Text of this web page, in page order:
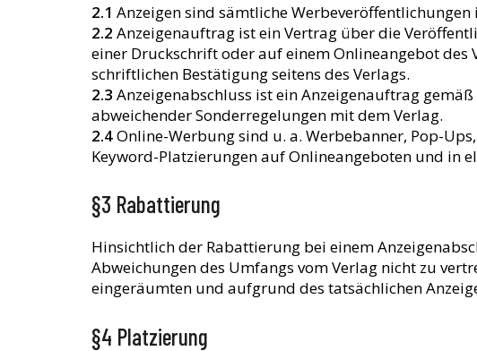
2.1 Anzeigen sind sämtliche
2.2 Anzeigenauftrag ist ein Vertrag über die
einer Druckschrift oder auf einem Onlineangebot
schriftlichen Bestätigung seitens des Verlags.
2.3 Anzeigenabschluss ist ein Anzeigenauftrag
abweichender Sonderregelungen mit dem Verlag.
2.4Online-Werbung sind u. a. Werbebanner, Pop-
Keyword-Platzierungen auf Onlineangeboten und in
§3 Rabattierung
Hinsichtlich der Rabattierung bei einem
Abweichungen des Umfangs vom Verlag nicht zu
eingeräumten und aufgrund des tatsächlichen
§4 Platzierung